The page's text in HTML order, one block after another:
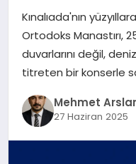
SAĞLIK
Kınalıada'nın
Ortodoks Manastırı,
duvarlarını değil,
titreten bir konserle
Mehmet
27 Haziran 2025